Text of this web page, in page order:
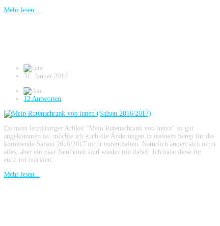
Mehr lesen...
31. Januar 2016
12 Antworten
Da mein letztjähriger Artikel "Mein Rutenschrank von innen" so gut
angekommen ist, möchte ich euch die Änderungen in meinem Setup für die
kommende Saison 2016/2017 nicht vorenthalten. Natürlich ändert sich nicht
alles, aber ein paar Neuheiten sind wieder mit dabei! Ich habe diese für
euch rot markiert.
Mehr lesen...